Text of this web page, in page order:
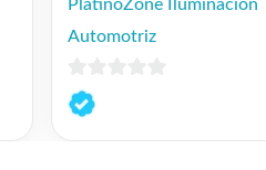
PlatinoZone Iluminación
Automotriz
0
de